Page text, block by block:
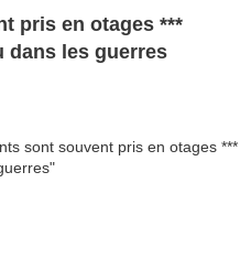
pris en otages ***
dans les guerres